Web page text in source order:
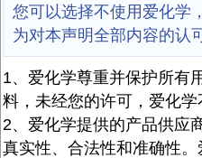
您可以选择不使用爱化学
为对本声明全部内容的认
1、爱化学尊重并保护所有
料，未经您的许可，爱化学
2、爱化学提供的产品供应
真实性、合法性和准确性